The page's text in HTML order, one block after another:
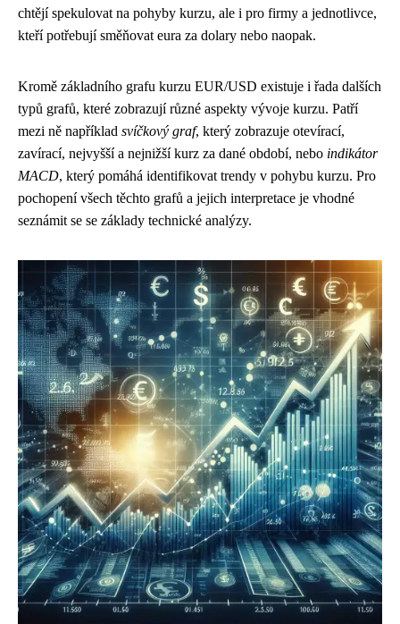
chtějí spekulovat na pohyby kurzu, ale i pro firmy a jednotlivce,
kteří potřebují směňovat eura za dolary nebo naopak.
Kromě základního grafu kurzu EUR/USD existuje i řada dalších
typů grafů, které zobrazují různé aspekty vývoje kurzu. Patří
mezi ně například svíčkový graf, který zobrazuje otevírací,
zavírací, nejvyšší a nejnižší kurz za dané období, nebo indikátor
MACD, který pomáhá identifikovat trendy v pohybu kurzu. Pro
pochopení všech těchto grafů a jejich interpretace je vhodné
seznámit se se základy technické analýzy.